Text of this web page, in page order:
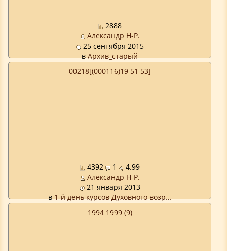
2888
Александр Н-Р.
25 сентября 2015
вАрхив_старый
00218[(000116)19 51 53]
4392 1
4.99
Александр Н-Р.
21 января 2013
в1-й день курсов Духовного возр…
1994 1999 (9)